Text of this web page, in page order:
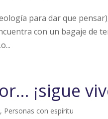
para dar que
con un bagaje de
¡sigue
, Personas con espíritu